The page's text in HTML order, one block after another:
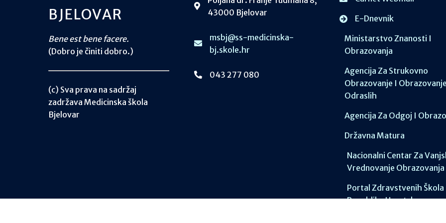
BJELOVAR
Bene est bene facere.
(Dobro je činiti dobro.)
(c) Sva prava na sadržaj
zadržava Medicinska škola
Bjelovar
43000 Bjelovar
msbj@ss-medicinska-
bj.skole.hr
043 277 080
E-Dnevnik
Ministarstvo Znanosti I
Obrazovanja
Agencija Za Strukovno
Obrazovanje I Obrazovanje
Odraslih
Agencija Za Odgoj I
Državna Matura
Nacionalni Centar Za
Vrednovanje Obrazovanja
Portal Zdravstvenih Škola
Republike Hrvatske